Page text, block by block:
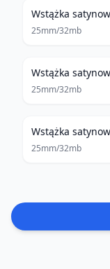
Wstążka
25mm/32mb
Wstążka
25mm/32mb
Wstążka
25mm/32mb